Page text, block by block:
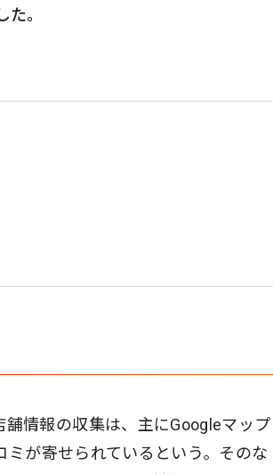
。
情報の収集は、主にGoogleマップ
が寄せられているという。そのな